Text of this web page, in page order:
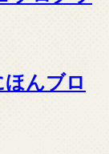
ほんブロ